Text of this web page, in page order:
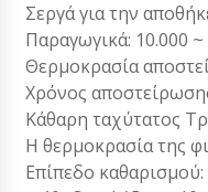
Σεργά για την
Παραγωγικά: 10.000
Θερμοκρασία
Χρόνος
Κάθαρη ταχύτατος
Η θερμοκρασία της
Επίπεδο